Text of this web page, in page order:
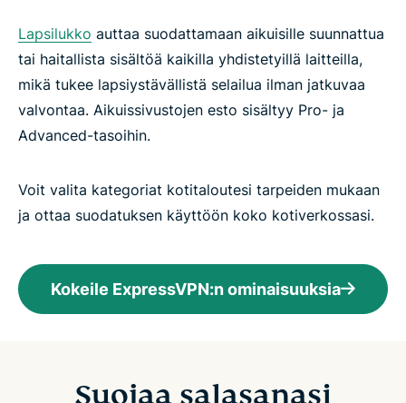
Lapsilukko auttaa suodattamaan aikuisille suunnattua
tai haitallista sisältöä kaikilla yhdistetyillä laitteilla,
mikä tukee lapsiystävällistä selailua ilman jatkuvaa
valvontaa. Aikuissivustojen esto sisältyy Pro- ja
Advanced-tasoihin.
Voit valita kategoriat kotitaloutesi tarpeiden mukaan
ja ottaa suodatuksen käyttöön koko kotiverkossasi.
Kokeile ExpressVPN:n ominaisuuksia
Suojaa salasanasi